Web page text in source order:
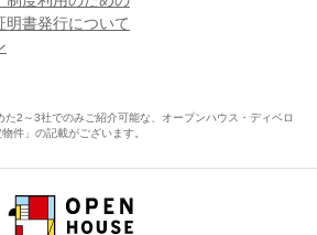
書発行について
2～3社でのみご紹介可能な、オープンハウス・ディベロ
件」の記載がございます。